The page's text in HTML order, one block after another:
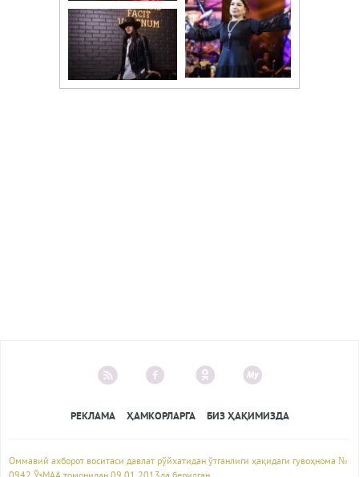
РЕКЛАМА ҲАМКОРЛАРГА БИЗ ҲАҚИМИЗДА
Оммавий ахборот воситаси давлат рўйхатидан ўтганлиги ҳақидаги гувоҳнома №